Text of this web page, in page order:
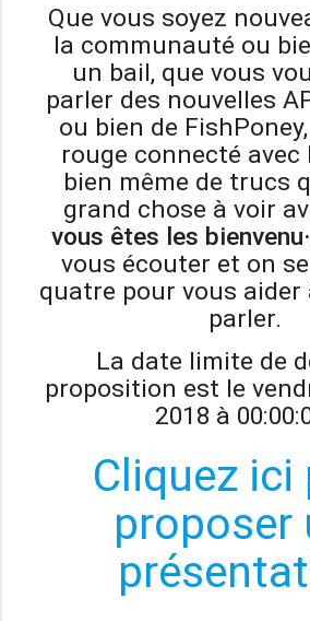
Que vous soyez
la communauté ou
un bail, que vous
parler des nouvelles
ou bien de
rouge connecté avec
bien même de trucs
grand chose à voir
vous êtes les
vous écouter et on
quatre pour vous aider
parler.
La date limite de
proposition est le
2018 à
Cliquez ici
proposer